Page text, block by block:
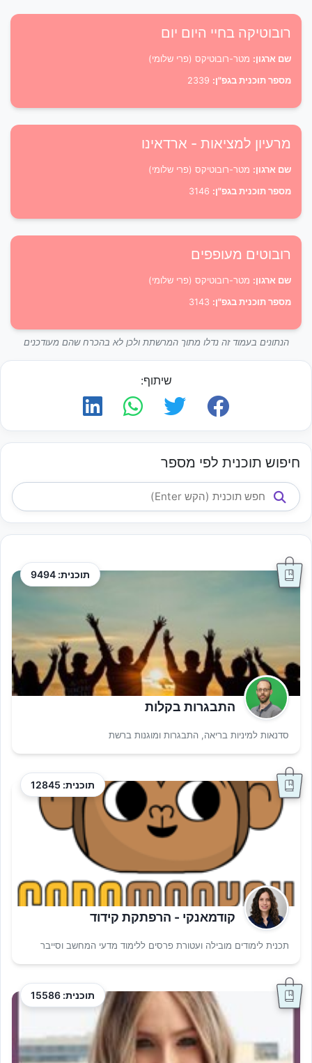
רובוטיקה בחיי היום יום
שם ארגון: מטר-רובוטיקס (פרי שלומי)
מספר תוכנית בגפ"ן:
מרעיון למציאות - ארדאינו
שם ארגון: מטר-רובוטיקס (פרי שלומי)
מספר תוכנית בגפ"ן:
רובוטים מעופפים
שם ארגון: מטר-רובוטיקס (פרי שלומי)
מספר תוכנית בגפ"ן:
הנתונים בעמוד זה נדלו מתוך המרשתת ולכן לא בהכרח שהם מעודכנים
שיתוף:
חיפוש תוכנית לפי מספר
תוכנית: 9494
התבגרות בקלות
סדנאות למיניות בריאה, התבגרות ומוגנות ברשת
תוכנית: 12845
קודמאנקי - הרפתקת קידוד
תכנית לימודים מובילה ועטורת פרסים ללימוד מדעי המחשב וסייבר
תוכנית: 15586